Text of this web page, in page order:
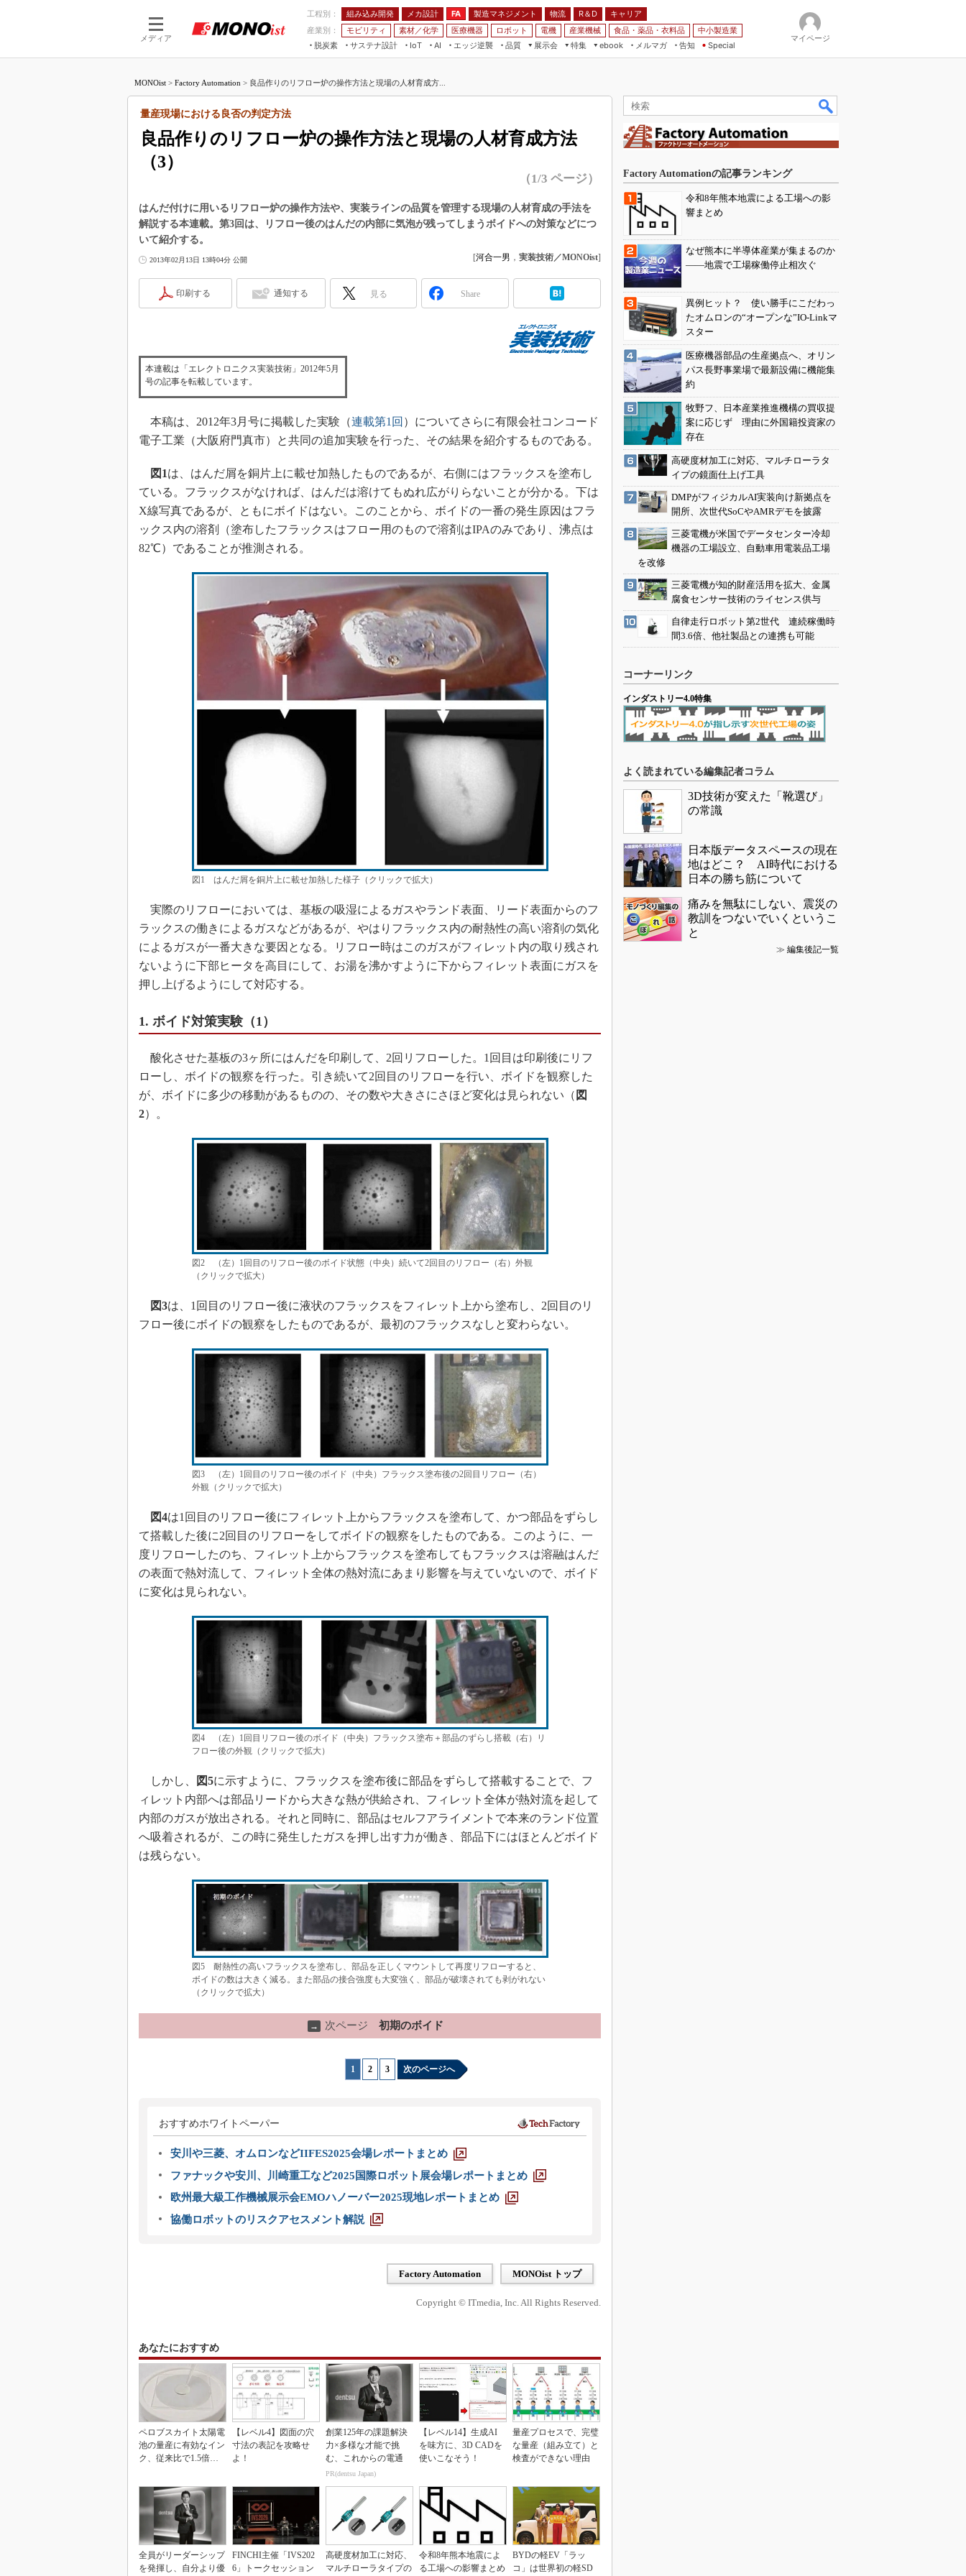
メディア
工程別： 組み込み開発 メカ設計 FA 製造マネジメント 物流 R＆D
キャリア
産業別：
モビリティ 素材／化学 医療機器 ロボット 電機 産業機械 食品・薬品・衣料品
中小製造業
脱炭素
サステナ設計
IoT
つながる工場
つながるサービス
AI
AI×設備保全
エッジ逆襲 品質
展示会
JIMTOF
IIFES
TECHNO-FRONTIER
人テク展
日本ものづくりワールド
特集
つながるクルマ
VR／AR
フィールドサービス
組み込みモデリング
車載ソフト開発
イノベーション
製造業ビッグデータ
植物工場
知財マネジメント
海外生産
制御セキュリティ
ebook
モビリティ
メルマガ
告知 Special
マイページ
MONOist > Factory Automation > 良品作りのリフロー炉の操作方法と現場の人材育成方...
良品作りのリフロー炉の操作方法と現場の人材育成方法
（3）
量産現場における良否の判定方法
（1/3 ページ）
はんだ付けに用いるリフロー炉の操作方法や、実装ラインの品質を管理する現場の人材育成の手法を
解説する本連載。第3回は、リフロー後のはんだの内部に気泡が残ってしまうボイドへの対策などにつ
いて紹介する。
2013年02月13日 13時04分 公開 [河合一男 ， 実装技術／MONOist]
印刷する 通知する 見る Share
本連載は「エレクトロニクス実装技術」2012年5月
号の記事を転載しています。
本稿は、2012年3月号に掲載した実験（連載第1回 ）についてさらに有限会社コンコード
電子工業（大阪府門真市）と共同の追加実験を行った、その結果を紹介するものである。
図1は、はんだ屑を銅片上に載せ加熱したものであるが、右側にはフラックスを塗布し
ている。フラックスがなければ、はんだは溶けてもぬれ広がりらないことが分かる。下は
X線写真であるが、ともにボイドはない。このことから、ボイドの一番の発生原因はフラ
ックス内の溶剤（塗布したフラックスはフロー用のもので溶剤はIPAのみであり、沸点は
82℃）であることが推測される。
図1 はんだ屑を銅片上に載せ加熱した様子（クリックで拡大）
実際のリフローにおいては、基板の吸湿によるガスやランド表面、リード表面からのフ
ラックスの働きによるガスなどがあるが、やはりフラックス内の耐熱性の高い溶剤の気化
によるガスが一番大きな要因となる。リフロー時はこのガスがフィレット内の取り残され
ないように下部ヒータを高目にして、お湯を沸かすように下からフィレット表面にガスを
押し上げるようにして対応する。
1. ボイド対策実験（1）
酸化させた基板の3ヶ所にはんだを印刷して、2回リフローした。1回目は印刷後にリフ
ローし、ボイドの観察を行った。引き続いて2回目のリフローを行い、ボイドを観察した
が、ボイドに多少の移動があるものの、その数や大きさにさほど変化は見られない（ 図
2）。
図2 （左）1回目のリフロー後のボイド状態（中央）続いて2回目のリフロー（右）外観
（クリックで拡大）
図3は、1回目のリフロー後に液状のフラックスをフィレット上から塗布し、2回目のリ
フロー後にボイドの観察をしたものであるが、最初のフラックスなしと変わらない。
図3 （左）1回目のリフロー後のボイド（中央）フラックス塗布後の2回目リフロー（右）
外観（クリックで拡大）
図4は1回目のリフロー後にフィレット上からフラックスを塗布して、かつ部品をずらし
て搭載した後に2回目のリフローをしてボイドの観察をしたものである。このように、一
度リフローしたのち、フィレット上からフラックスを塗布してもフラックスは溶融はんだ
の表面で熱対流して、フィレット全体の熱対流にあまり影響を与えていないので、ボイド
に変化は見られない。
図4 （左）1回目リフロー後のボイド（中央）フラックス塗布＋部品のずらし搭載（右）リ
フロー後の外観（クリックで拡大）
しかし、 図5に示すように、フラックスを塗布後に部品をずらして搭載することで、フ
ィレット内部へは部品リードから大きな熱が供給され、フィレット全体が熱対流を起して
内部のガスが放出される。それと同時に、部品はセルフアライメントで本来のランド位置
へ吸着されるが、この時に発生したガスを押し出す力が働き、部品下にはほとんどボイド
は残らない。
図5 耐熱性の高いフラックスを塗布し、部品を正しくマウントして再度リフローすると、
ボイドの数は大きく減る。また部品の接合強度も大変強く、部品が破壊されても剥がれない
（クリックで拡大）
→ 次ページ 初期のボイド
1 2 3 次のページへ
おすすめホワイトペーパー
安川や三菱、オムロンなどIIFES2025会場レポートまとめ
ファナックや安川、川崎重工など2025国際ロボット展会場レポートまとめ
欧州最大級工作機械展示会EMOハノーバー2025現地レポートまとめ
協働ロボットのリスクアセスメント解説
Factory Automation MONOist トップ
Copyright © ITmedia, Inc. All Rights Reserved.
あなたにおすすめ
ペロブスカイト太陽電
池の量産に有効なイン
ク、従来比で1.5倍の
【レベル4】図面の穴
寸法の表記を攻略せ
よ！
創業125年の課題解決
力×多様な才能で挑
む、これからの電通
PR(dentsu Japan)
【レベル14】生成AI
を味方に、3D CADを
使いこなそう！
量産プロセスで、完璧
な量産（組み立て）と
検査ができない理由
全員がリーダーシップ
を発揮し、自分より優
FINCHI主催「IVS202
6」トークセッション
高硬度材加工に対応、
マルチローラタイプの
令和8年熊本地震によ
る工場への影響まとめ
BYDの軽EV「ラッ
コ」は世界初の軽SD
Factory Automationの記事ランキング
令和8年熊本地震による工場への影
響まとめ
なぜ熊本に半導体産業が集まるのか
――地震で工場稼働停止相次ぐ
異例ヒット？ 使い勝手にこだわっ
たオムロンの“オープンな”IO-Linkマ
スター
医療機器部品の生産拠点へ、オリン
パス長野事業場で最新設備に機能集
約
牧野フ、日本産業推進機構の買収提
案に応じず 理由に外国籍投資家の
存在
高硬度材加工に対応、マルチローラタ
イプの鏡面仕上げ工具
DMPがフィジカルAI実装向け新拠点を
開所、次世代SoCやAMRデモを披露
三菱電機が米国でデータセンター冷却
機器の工場設立、自動車用電装品工場
を改修
三菱電機が知的財産活用を拡大、金属
腐食センサー技術のライセンス供与
自律走行ロボット第2世代 連続稼働時
間3.6倍、他社製品との連携も可能
コーナーリンク
インダストリー4.0特集
よく読まれている編集記者コラム
3D技術が変えた「靴選び」
の常識
日本版データスペースの現在
地はどこ？ AI時代における
日本の勝ち筋について
痛みを無駄にしない、震災の
教訓をつないでいくというこ
と
≫ 編集後記一覧